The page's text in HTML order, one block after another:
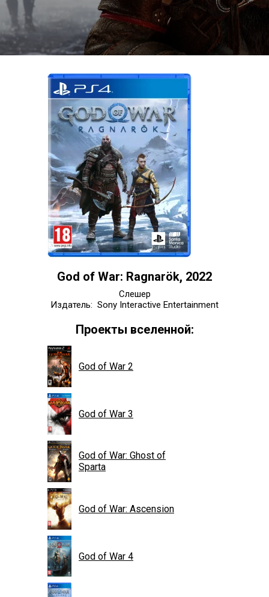
God of War: Ragnarök, 2022
Слешер
Издатель: Sony Interactive Entertainment
Проекты вселенной:
God of War 2
God of War 3
God of War: Ghost of
Sparta
God of War: Ascension
God of War 4